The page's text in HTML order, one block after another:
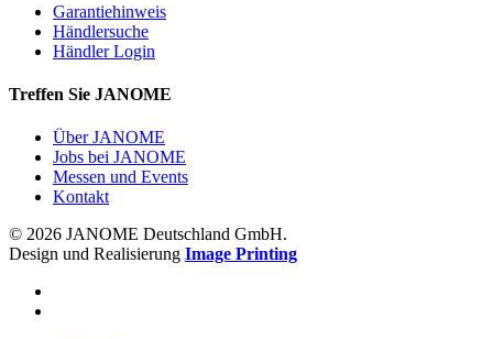
Garantiehinweis
Händlersuche
Händler Login
Treffen Sie JANOME
Über JANOME
Jobs bei JANOME
Messen und Events
Kontakt
© 2026 JANOME Deutschland GmbH.
Design und Realisierung Image Printing